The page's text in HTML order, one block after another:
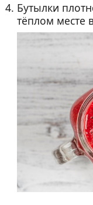
Бутылки
тёплом месте